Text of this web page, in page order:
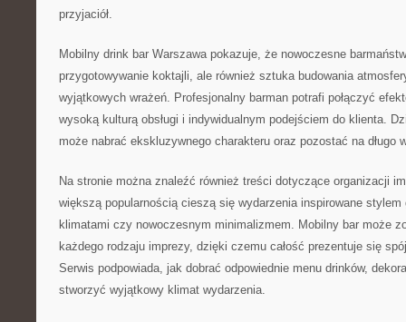
przyjaciół.
Mobilny drink bar Warszawa pokazuje, że nowoczesne
przygotowywanie koktajli, ale również sztuka budowania
wyjątkowych wrażeń. Profesjonalny barman potrafi połączyć
wysoką kulturą obsługi i indywidualnym podejściem do klienta.
może nabrać ekskluzywnego charakteru oraz pozostać na długo
Na stronie można znaleźć również treści dotyczące organizacji
większą popularnością cieszą się wydarzenia inspirowane stylem
klimatami czy nowoczesnym minimalizmem. Mobilny bar może
każdego rodzaju imprezy, dzięki czemu całość prezentuje się
Serwis podpowiada, jak dobrać odpowiednie menu drinków,
stworzyć wyjątkowy klimat wydarzenia.